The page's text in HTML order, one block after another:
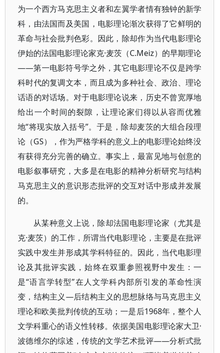
为一个西方马克思主义者和左翼学者情有独钟的新学
科，由法国而及美国，电影理论渐次获得了它鲜明的
革命与社会批判色彩。因此，除却作为当代电影理论
伊始的法国电影理论家克·麦茨（C.Meiz）的早期理论
——第一电影符号学之外，其它电影理论不仅是跨学
科时代的复调文本，而且成为多种社会、政治、理论
话语的对话场。对于电影理论说来，历史不曾宽厚地
给出一个时间的裂隙，让理论家们得以从容而优雅
地“将现实放入括号”。于是，除却麦茨的大组合段理
论（GS），作为严格学科的意义上的电影理论始终没
有获得充分完善的确立。事实上，最富见地与创意的
电影叙事研究，大多是在电影的精神分析研究与结构
马克思主义的意识形态批评的交互对话中形成并发展
的。
从某种意义上说，除却法国电影理论家（尤其是
克·麦茨）的工作，所谓当代电影理论，主要是在批评
实践中发生并形成其学科特征的。因此，当代电影理
论及其批评实践，始终在双重参照视野中发生：一
是“语言学转型”在人文学科内部所引发的革命性演
变，结构主义—后结构主义的思想脉络与马克思主义
理论和欧美批判传统的互动；一是后1968年，整个人
文学科重心的语义性转移。依据美国电影理论家大卫·
波德维尔的综述，传统的文学艺术批评——分析式批